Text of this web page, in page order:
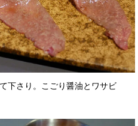
下さり。こごり醤油とワサビ